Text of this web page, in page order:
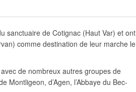
sanctuaire de Cotignac (Haut Var) et ont
comme destination de leur marche le
de nombreux autres groupes de
Montligeon, d’Agen, l’Abbaye du Bec-